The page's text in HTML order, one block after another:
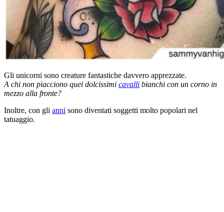
Gli unicorni sono creature fantastiche davvero apprezzate.
A chi non piacciono quei dolcissimi cavalli bianchi con un corno in
mezzo alla fronte?
Inoltre, con gli anni sono diventati soggetti molto popolari nel
tatuaggio.